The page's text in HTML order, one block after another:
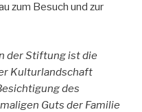
zum Besuch und zur
der Stiftung ist die
Kulturlandschaft
des
Guts der Familie